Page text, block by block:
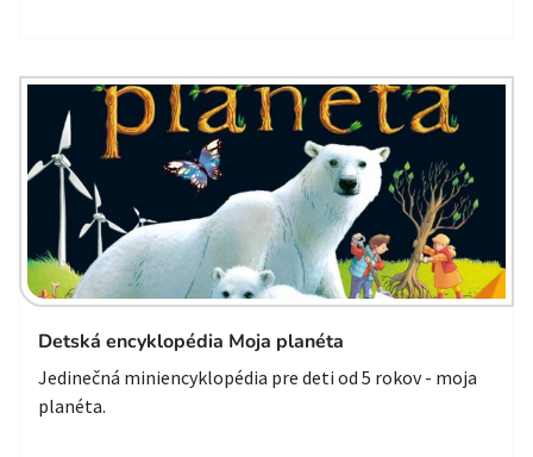
Detská encyklopédia Moja planéta
Jedinečná miniencyklopédia pre deti od 5 rokov - moja
planéta.